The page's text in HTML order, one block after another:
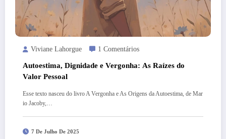
Viviane Lahorgue 1 Comentários
Autoestima, Dignidade e Vergonha: As Raízes do
Valor Pessoal
Esse texto nasceu do livro A Vergonha e As Origens da Autoestima, de Mar
io Jacoby,…
7 De Julho De 2025